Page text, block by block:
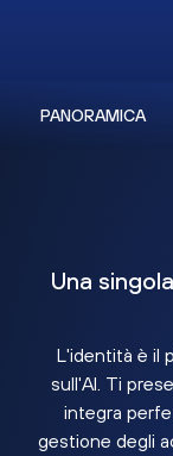
Una
L'identità è il
sull'AI. Ti
integra
gestione degli